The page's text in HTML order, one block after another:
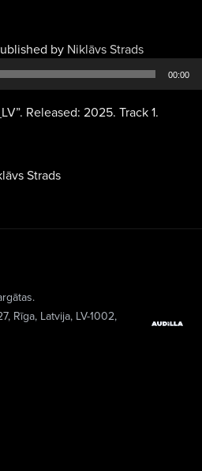
by Niklāvs StradsAudio
00:00
Released: 2025. Track 1.
Strads
Rīga, Latvija, LV-1002,